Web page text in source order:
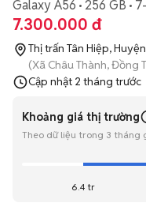
Galaxy A56 256 GB
7.300.000 đ
Thị trấn Tân Hiệp,
(Xã Châu Thành, Đồng
Cập nhật 2 tháng trước
Khoảng giá thị trường
Theo dữ liệu trong 3 tháng
6.4 tr